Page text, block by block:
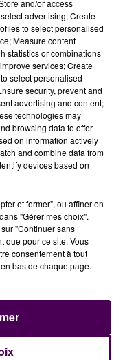
PROUVER
a été menée
dans l'Eure et en
auplacement en
dont Mélanie
. L’édile avait
tard sans aucune
s’est depuis mise
présidente de la
tenu à se défendre
son avocat,
examen à sa
et son nom,
and/or access
advertising; Create
to select personalised
Measure content
statistics or combinations
services; Create
select personalised
security, prevent and
advertising and content;
technologies may
browsing data to offer
on information actively
and combine data from
devices based on
et fermer", ou affiner en
"Gérer mes choix".
"Continuer sans
que pour ce site. Vous
consentement à tout
bas de chaque page.